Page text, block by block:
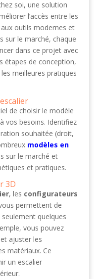
soi, une solution
l’accès entre les
aux outils modernes et
sur le marché, chaque
dans ce projet avec
étapes de conception,
meilleures pratiques
de choisir le modèle
vos besoins. Identifiez
souhaitée (droit,
modèles en
sur le marché et
et pratiques.
3D
, les configurateurs
permettent de
quelques
vous pouvez
ajuster les
matériaux. Ce
un escalier